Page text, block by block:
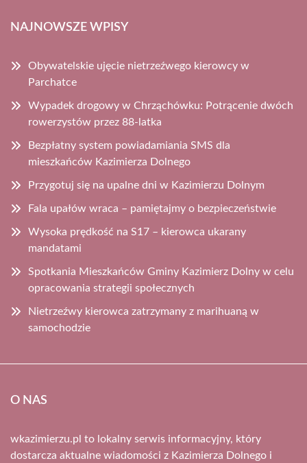
NAJNOWSZE WPISY
Obywatelskie ujęcie nietrzeźwego kierowcy w
Parchatce
Wypadek drogowy w Chrząchówku: Potrącenie dwóch
rowerzystów przez 88-latka
Bezpłatny system powiadamiania SMS dla
mieszkańców Kazimierza Dolnego
Przygotuj się na upalne dni w Kazimierzu Dolnym
Fala upałów wraca – pamiętajmy o bezpieczeństwie
Wysoka prędkość na S17 – kierowca ukarany
mandatami
Spotkania Mieszkańców Gminy Kazimierz Dolny w celu
opracowania strategii społecznych
Nietrzeźwy kierowca zatrzymany z marihuaną w
samochodzie
O NAS
wkazimierzu.pl to lokalny serwis informacyjny, który
dostarcza aktualne wiadomości z Kazimierza Dolnego i